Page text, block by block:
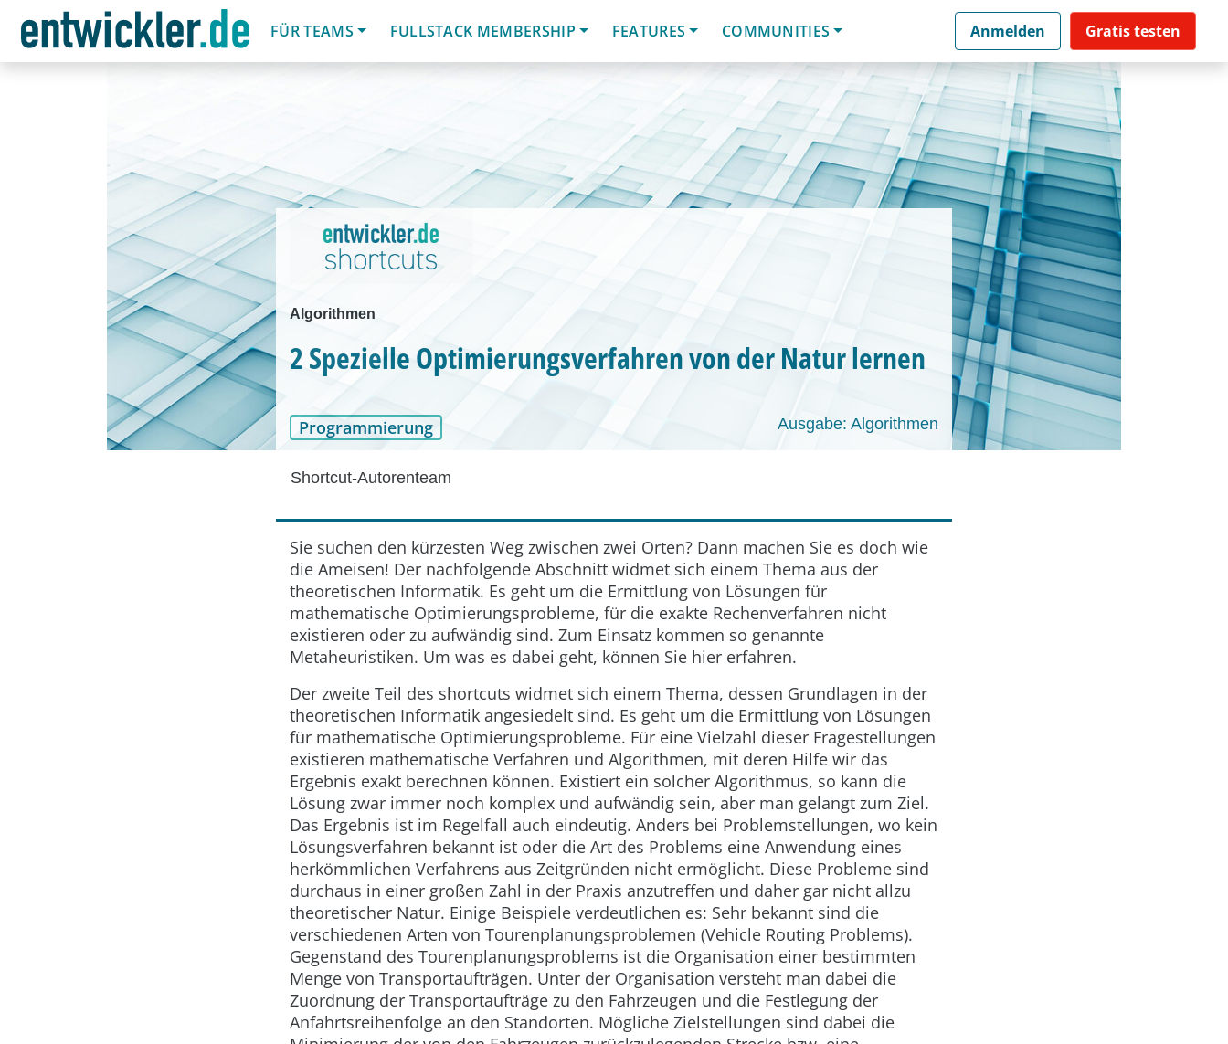
FÜR TEAMS
FULLSTACK MEMBERSHIP FEATURES COMMUNITIES Anmelden Gratis testen
Algorithmen
2 Spezielle Optimierungsverfahren von der Natur lernen
Programmierung Ausgabe: Algorithmen
Shortcut-Autorenteam
Sie suchen den kürzesten Weg zwischen zwei Orten? Dann machen Sie es doch wie
die Ameisen! Der nachfolgende Abschnitt widmet sich einem Thema aus der
theoretischen Informatik. Es geht um die Ermittlung von Lösungen für
mathematische Optimierungsprobleme, für die exakte Rechenverfahren nicht
existieren oder zu aufwändig sind. Zum Einsatz kommen so genannte
Metaheuristiken. Um was es dabei geht, können Sie hier erfahren.
Der zweite Teil des shortcuts widmet sich einem Thema, dessen Grundlagen in der
theoretischen Informatik angesiedelt sind. Es geht um die Ermittlung von Lösungen
für mathematische Optimierungsprobleme. Für eine Vielzahl dieser Fragestellungen
existieren mathematische Verfahren und Algorithmen, mit deren Hilfe wir das
Ergebnis exakt berechnen können. Existiert ein solcher Algorithmus, so kann die
Lösung zwar immer noch komplex und aufwändig sein, aber man gelangt zum Ziel.
Das Ergebnis ist im Regelfall auch eindeutig. Anders bei Problemstellungen, wo kein
Lösungsverfahren bekannt ist oder die Art des Problems eine Anwendung eines
herkömmlichen Verfahrens aus Zeitgründen nicht ermöglicht. Diese Probleme sind
durchaus in einer großen Zahl in der Praxis anzutreffen und daher gar nicht allzu
theoretischer Natur. Einige Beispiele verdeutlichen es: Sehr bekannt sind die
verschiedenen Arten von Tourenplanungsproblemen (Vehicle Routing Problems).
Gegenstand des Tourenplanungsproblems ist die Organisation einer bestimmten
Menge von Transportaufträgen. Unter der Organisation versteht man dabei die
Zuordnung der Transportaufträge zu den Fahrzeugen und die Festlegung der
Anfahrtsreihenfolge an den Standorten. Mögliche Zielstellungen sind dabei die